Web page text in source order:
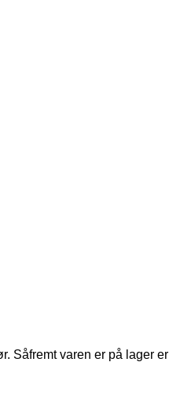
Såfremt varen er på lager er